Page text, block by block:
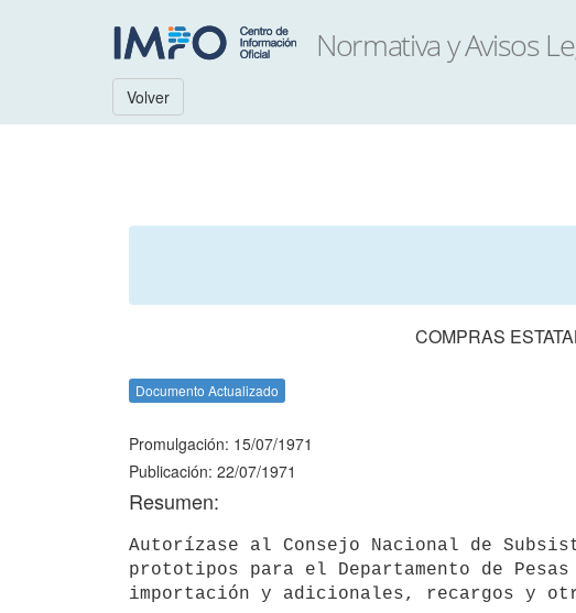
Volver
COMPRAS
Documento Actualizado
Promulgación: 15/07/1971
Publicación: 22/07/1971
Resumen:
Autorízase al Consejo Nacional de
prototipos para el Departamento de
importación y adicionales, recargos y